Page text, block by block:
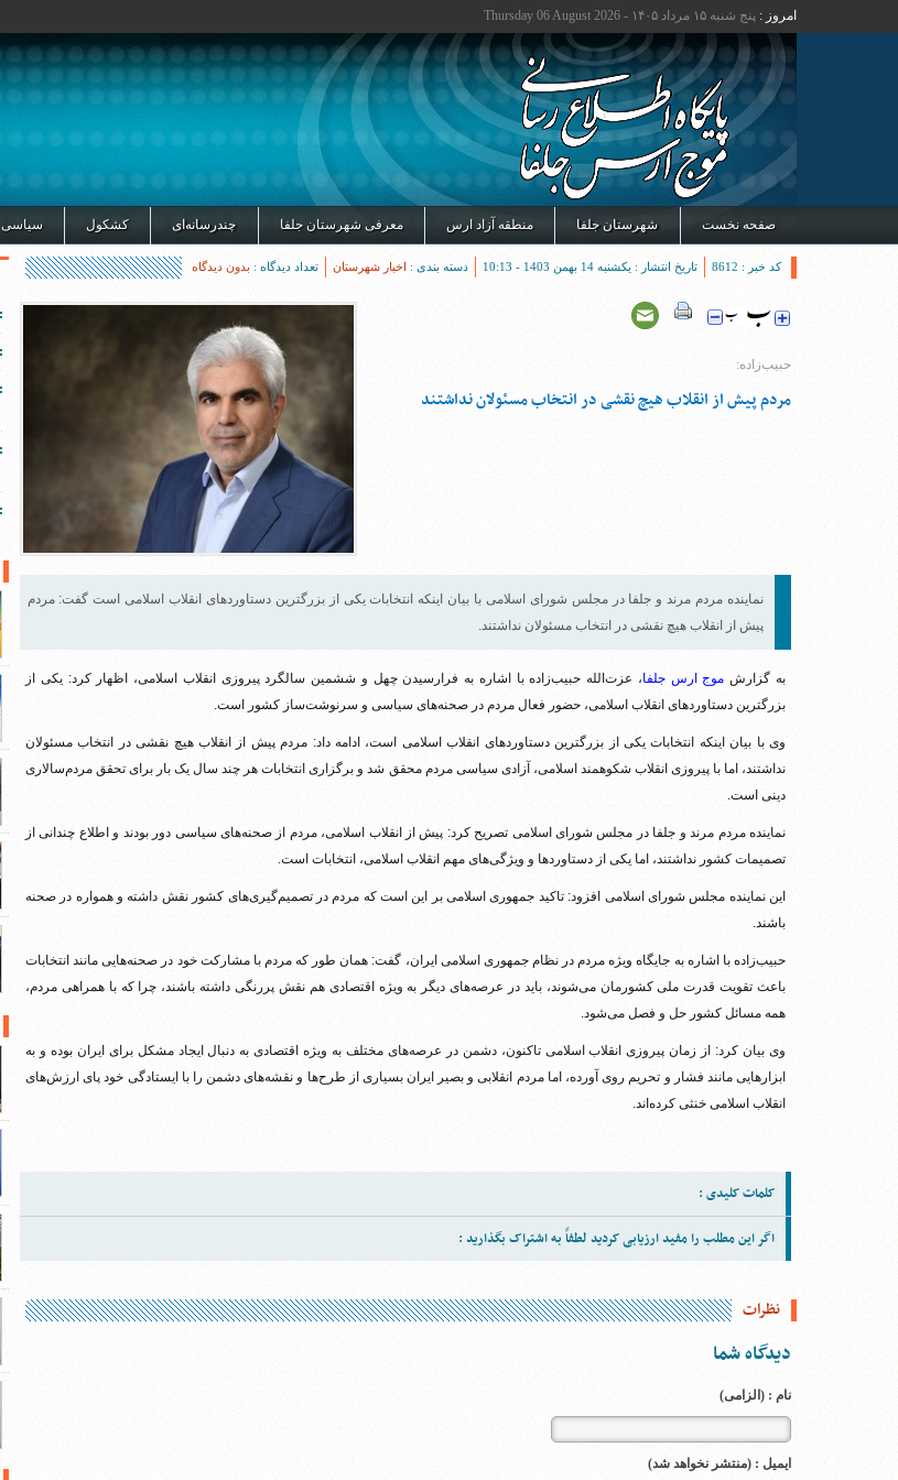
امروز : پنج شنبه ۱۵ مرداد ۱۴۰۵ - Thursday 06 August 2026
صفحه نخست شهرستان جلفا منطقه آزاد ارس معرفی شهرستان جلفا چندرسانه‌ای کشکول سیاسی
کد خبر : 8612 تاریخ انتشار : یکشنبه 14 بهمن 1403 - 10:13 دسته بندی : اخبار شهرستان تعداد دیدگاه : بدون دیدگاه
حبیب‌زاده:
مردم پیش از انقلاب هیچ نقشی در انتخاب مسئولان نداشتند
نماینده مردم مرند و جلفا در مجلس شورای اسلامی با بیان اینکه انتخابات یکی از بزرگترین دستاوردهای انقلاب اسلامی است گفت: مردم
پیش از انقلاب هیچ نقشی در انتخاب مسئولان نداشتند.
به گزارش موج ارس جلفا، عزت‌الله حبیب‌زاده با اشاره به فرارسیدن چهل و ششمین سالگرد پیروزی انقلاب اسلامی، اظهار کرد: یکی از
بزرگترین دستاوردهای انقلاب اسلامی، حضور فعال مردم در صحنه‌های سیاسی و سرنوشت‌ساز کشور است.
وی با بیان اینکه انتخابات یکی از بزرگترین دستاوردهای انقلاب اسلامی است، ادامه داد: مردم پیش از انقلاب هیچ نقشی در انتخاب مسئولان
نداشتند، اما با پیروزی انقلاب شکوهمند اسلامی، آزادی سیاسی مردم محقق شد و برگزاری انتخابات هر چند سال یک بار برای تحقق مردم‌سالاری
دینی است.
نماینده مردم مرند و جلفا در مجلس شورای اسلامی تصریح کرد: پیش از انقلاب اسلامی، مردم از صحنه‌های سیاسی دور بودند و اطلاع چندانی از
تصمیمات کشور نداشتند، اما یکی از دستاوردها و ویژگی‌های مهم انقلاب اسلامی، انتخابات است.
این نماینده مجلس شورای اسلامی افزود: تاکید جمهوری اسلامی بر این است که مردم در تصمیم‌گیری‌های کشور نقش داشته و همواره در صحنه
باشند.
حبیب‌زاده با اشاره به جایگاه ویژه مردم در نظام جمهوری اسلامی ایران، گفت: همان طور که مردم با مشارکت خود در صحنه‌هایی مانند انتخابات
باعث تقویت قدرت ملی کشورمان می‌شوند، باید در عرصه‌های دیگر به ویژه اقتصادی هم نقش پررنگی داشته باشند، چرا که با همراهی مردم،
همه مسائل کشور حل و فصل می‌شود.
وی بیان کرد: از زمان پیروزی انقلاب اسلامی تاکنون، دشمن در عرصه‌های مختلف به ویژه اقتصادی به دنبال ایجاد مشکل برای ایران بوده و به
ابزارهایی مانند فشار و تحریم روی آورده، اما مردم انقلابی و بصیر ایران بسیاری از طرح‌ها و نقشه‌های دشمن را با ایستادگی خود پای ارزش‌های
انقلاب اسلامی خنثی کرده‌اند.
کلمات کلیدی :
اگر این مطلب را مفید ارزیابی کردید لطفاً به اشتراک بگذارید :
نظرات
دیدگاه شما
نام : (الزامی)
ایمیل : (منتشر نخواهد شد)